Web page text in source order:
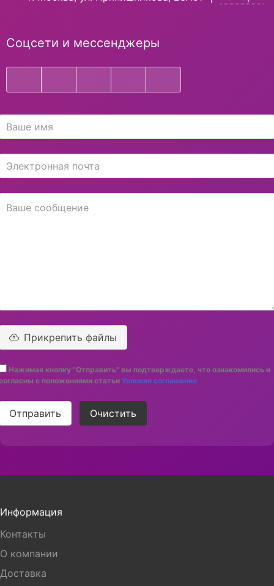
Соцсети и мессенджеры
Прикрепить файлы
Нажимая кнопку "Отправить" вы подтверждаете, что ознакомились и
с положениями статьи Условия соглашения
Отправить Очистить
Информация
Контакты
О компании
Доставка